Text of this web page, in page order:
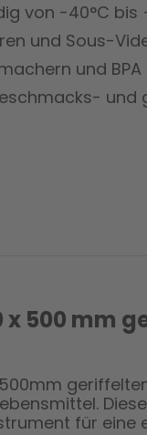
von -40°C bis
und Sous-
und BPA
und
x 500 mm
für